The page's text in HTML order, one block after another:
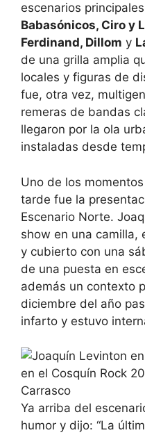
escenarios
Babasónicos, Ciro y
Ferdinand, Dillom y
de una grilla amplia
locales y figuras de
fue, otra vez,
remeras de bandas
llegaron por la ola
instaladas desde
Uno de los
tarde fue la
Escenario Norte.
show en una camilla,
y cubierto con una
de una puesta en
además un contexto
diciembre del año
infarto y estuvo
Ya arriba del
humor y dijo: “La